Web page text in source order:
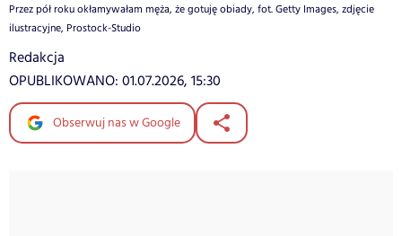
Przez pół roku okłamywałam męża, że gotuję obiady, fot. Getty Images, zdjęcie
ilustracyjne, Prostock-Studio
Redakcja
OPUBLIKOWANO: 01.07.2026, 15:30
Obserwuj nas w Google